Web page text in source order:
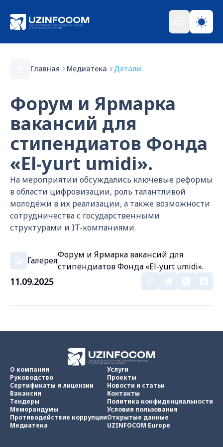
Главная Медиатека Детали
Форум и Ярмарка
вакансий для
стипендиатов Фонда
«El-yurt umidi».
На мероприятии обсуждались ключевые реформы
в области цифровизации, роль талантливой
молодёжи в их реализации, а также возможности
сотрудничества с государственными
структурами и IT-компаниями.
Галерея
Форум и Ярмарка вакансий для
стипендиатов Фонда «El-yurt umidi».
11.09.2025
О компании
Руководство
Сертификаты и лицензии
Вакансии
Тендеры
Меморандумы
Противодействие коррупции
Медиатека
Услуги
Проекты
Новости и статьи
Контакты
Политика конфиденциальности
Условия пользования
Открытые данные
UZINFOCOM Europe